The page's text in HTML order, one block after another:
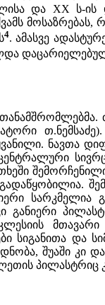
და XX ს-ის
4. ამასვე
ნავთა
სარკმელია
სიგანითა
შუაში კი
პილასტრიც